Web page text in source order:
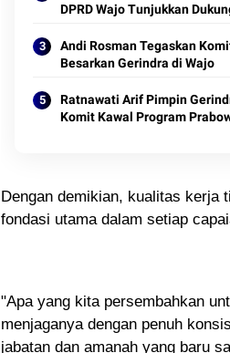
DPRD Wajo Tunjukkan
Andi Rosman Tegaskan
Besarkan Gerindra di Wajo
Ratnawati Arif Pimpin
Komit Kawal Program
Dengan demikian, kualitas kerja
fondasi utama dalam setiap
"Apa yang kita persembahkan
menjaganya dengan penuh
jabatan dan amanah yang baru